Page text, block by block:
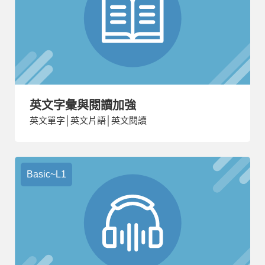
英文字彙與閱讀加強
英文單字│英文片語│英文閱讀
Basic~L1